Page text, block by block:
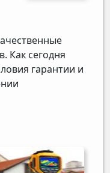
Как сегодня
гарантии и